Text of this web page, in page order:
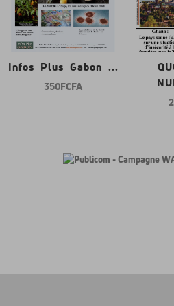
Infos Plus Gabon ...
350 FCFA